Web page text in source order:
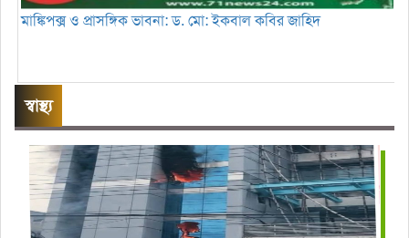
মাঙ্কিপক্স ও প্রাসঙ্গিক ভাবনা: ড. মো: ইকবাল কবির জাহিদ
স্বাস্থ্য